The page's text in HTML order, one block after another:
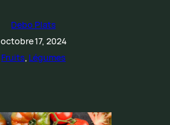
Debo Plats
octobre 17, 2024
Fruits, Légumes